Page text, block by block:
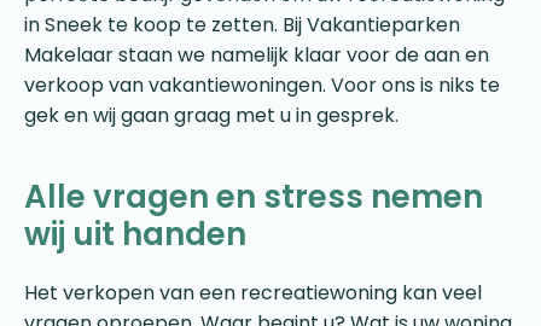
in Sneek te koop te zetten. Bij Vakantieparken
Makelaar staan we namelijk klaar voor de aan en
verkoop van vakantiewoningen. Voor ons is niks te
gek en wij gaan graag met u in gesprek.
Alle vragen en stress nemen
wij uit handen
Het verkopen van een recreatiewoning kan veel